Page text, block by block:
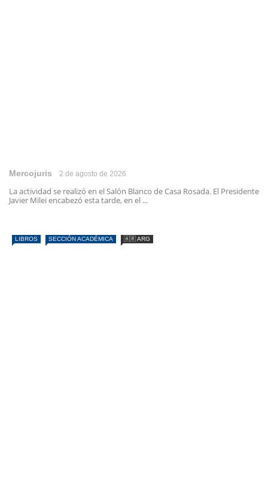
Mercojuris 2 de agosto de 2026
La actividad se realizó en el Salón Blanco de Casa Rosada. El Presidente
Javier Milei encabezó esta tarde, en el ...
LIBROS SECCIÓN ACADÉMICA 🇦🇷 ARG